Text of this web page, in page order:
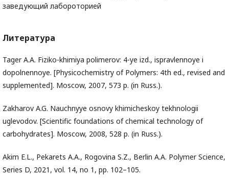
заведующий лабороторией
Литература
Tager A.A. Fiziko-khimiya polimerov: 4-ye izd., ispravlennoye i
dopolnennoye. [Physicochemistry of Polymers: 4th ed., revised and
supplemented]. Moscow, 2007, 573 p. (in Russ.).
Zakharov A.G. Nauchnyye osnovy khimicheskoy tekhnologii
uglevodov. [Scientific foundations of chemical technology of
carbohydrates]. Moscow, 2008, 528 p. (in Russ.).
Akim E.L., Pekarets A.A., Rogovina S.Z., Berlin A.A. Polymer Science,
Series D, 2021, vol. 14, no 1, pp. 102–105.